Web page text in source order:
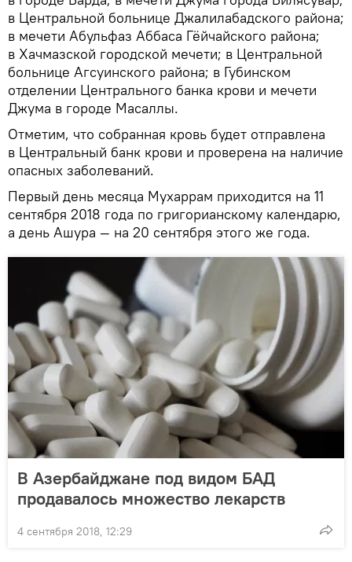
в Центральной больнице Джалилабадского района;
в мечети Абульфаз Аббаса Гёйчайского района;
в Хачмазской городской мечети; в Центральной
больнице Агсуинского района; в Губинском
отделении Центрального банка крови и мечети
Джума в городе Масаллы.
Отметим, что собранная кровь будет отправлена
в Центральный банк крови и проверена на наличие
опасных заболеваний.
Первый день месяца Мухаррам приходится на 11
сентября 2018 года по григорианскому календарю,
а день Ашура — на 20 сентября этого же года.
В Азербайджане под видом БАД
продавалось множество лекарств
4 сентября 2018, 12:29